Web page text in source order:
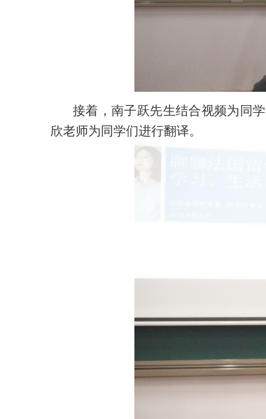
接着，南子跃先生结合视频为同
欣老师为同学们进行翻译。